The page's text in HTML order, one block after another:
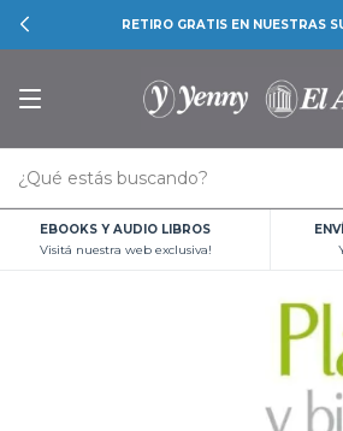
RETIRO GRATIS EN NUESTRAS
EBOOKS Y AUDIO LIBROS
Visitá nuestra web exclusiva!